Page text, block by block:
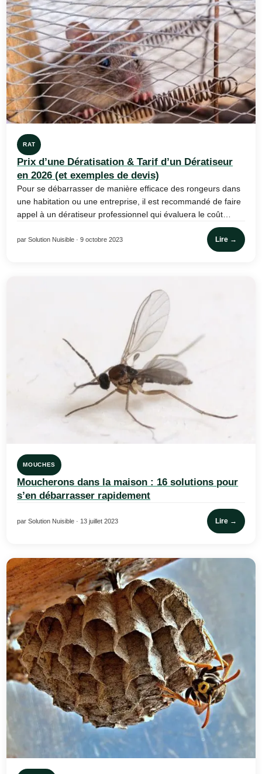
RAT
Prix d’une Dératisation & Tarif d’un Dératiseur
en 2026 (et exemples de devis)
Pour se débarrasser de manière efficace des rongeurs dans
une habitation ou une entreprise, il est recommandé de faire
appel à un dératiseur professionnel qui évaluera le coût…
par Solution Nuisible · 9 octobre 2023 Lire →
MOUCHES
Moucherons dans la maison : 16 solutions pour
s’en débarrasser rapidement
par Solution Nuisible · 13 juillet 2023 Lire →